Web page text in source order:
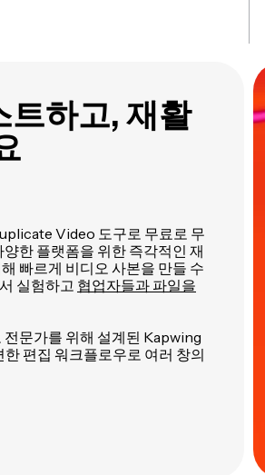
트하고, 재활
Video 도구로 무료로 무
한 플랫폼을 위한 즉각적인 재
빠르게 비디오 사본을 만들 수
실험하고 협업자들과 파일을
문가를 위해 설계된 Kapwing
편집 워크플로우로 여러 창의